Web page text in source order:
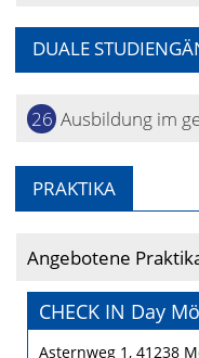
DUALE
Ausbildung im
PRAKTIKA
Angebotene
CHECK IN Day
Asternweg 1, 41238